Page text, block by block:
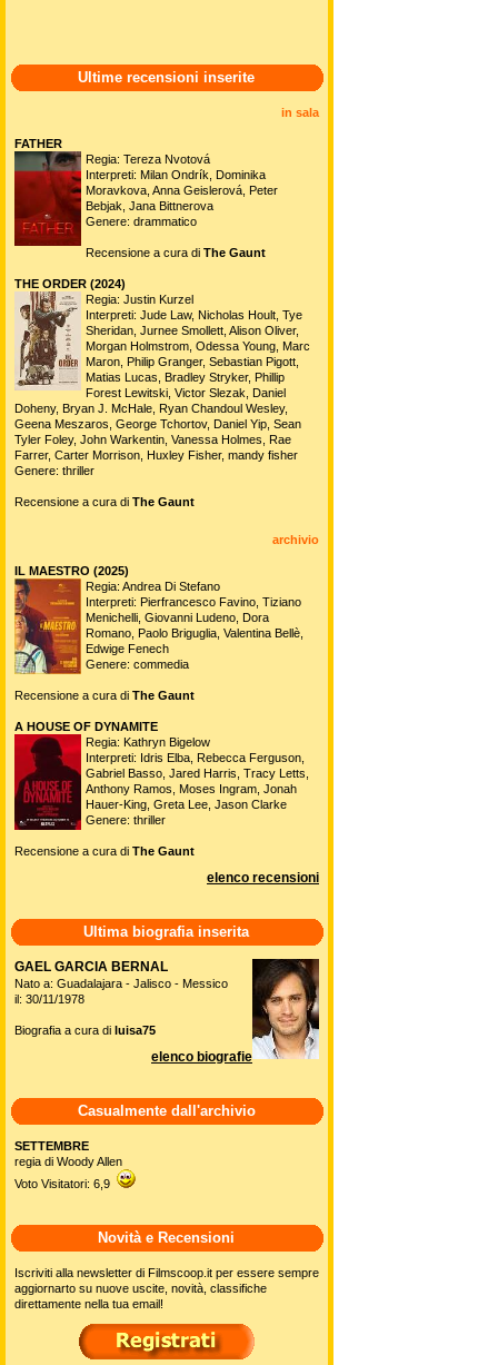
Ultime recensioni inserite
in sala
FATHER
Regia: Tereza Nvotová
Interpreti: Milan Ondrík, Dominika
Moravkova, Anna Geislerová, Peter
Bebjak, Jana Bittnerova
Genere: drammatico
Recensione a cura di The Gaunt
THE ORDER (2024)
Regia: Justin Kurzel
Interpreti: Jude Law, Nicholas Hoult, Tye
Sheridan, Jurnee Smollett, Alison Oliver,
Morgan Holmstrom, Odessa Young, Marc
Maron, Philip Granger, Sebastian Pigott,
Matias Lucas, Bradley Stryker, Phillip
Forest Lewitski, Victor Slezak, Daniel
Doheny, Bryan J. McHale, Ryan Chandoul Wesley,
Geena Meszaros, George Tchortov, Daniel Yip, Sean
Tyler Foley, John Warkentin, Vanessa Holmes, Rae
Farrer, Carter Morrison, Huxley Fisher, mandy fisher
Genere: thriller
Recensione a cura di The Gaunt
archivio
IL MAESTRO (2025)
Regia: Andrea Di Stefano
Interpreti: Pierfrancesco Favino, Tiziano
Menichelli, Giovanni Ludeno, Dora
Romano, Paolo Briguglia, Valentina Bellè,
Edwige Fenech
Genere: commedia
Recensione a cura di The Gaunt
A HOUSE OF DYNAMITE
Regia: Kathryn Bigelow
Interpreti: Idris Elba, Rebecca Ferguson,
Gabriel Basso, Jared Harris, Tracy Letts,
Anthony Ramos, Moses Ingram, Jonah
Hauer-King, Greta Lee, Jason Clarke
Genere: thriller
Recensione a cura di The Gaunt
elenco recensioni
Ultima biografia inserita
GAEL GARCIA BERNAL
Nato a: Guadalajara - Jalisco - Messico
il: 30/11/1978
Biografia a cura di luisa75
elenco biografie
Casualmente dall'archivio
SETTEMBRE
regia di Woody Allen
Voto Visitatori: 6,9
Novità e Recensioni
Iscriviti alla newsletter di Filmscoop.it per essere sempre
aggiornarto su nuove uscite, novità, classifiche
direttamente nella tua email!